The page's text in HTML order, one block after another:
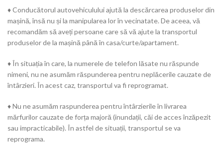
♦ Conducătorul autovehiculului ajută la descărcarea produselor din
mașină, însă nu și la manipularea lor în vecinatate. De aceea, vă
recomandăm să aveți persoane care să vă ajute la transportul
produselor de la mașină până în casa/curte/apartament.
♦ În situația în care, la numerele de telefon lăsate nu răspunde
nimeni, nu ne asumăm răspunderea pentru neplăcerile cauzate de
întârzieri. În acest caz, transportul va fi reprogramat.
♦ Nu ne asumăm raspunderea pentru întârzierile în livrarea
mărfurilor cauzate de forța majoră (inundații, căi de acces înzăpezit
sau impracticabile). În astfel de situații, transportul se va
reprograma.